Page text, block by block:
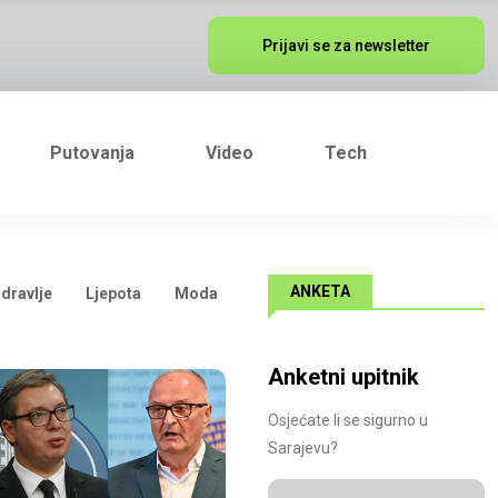
Prijavi se za newsletter
Putovanja Video Tech
Ljepota Moda ANKETA
Anketni upitnik
Osjećate li se sigurno u
Sarajevu?